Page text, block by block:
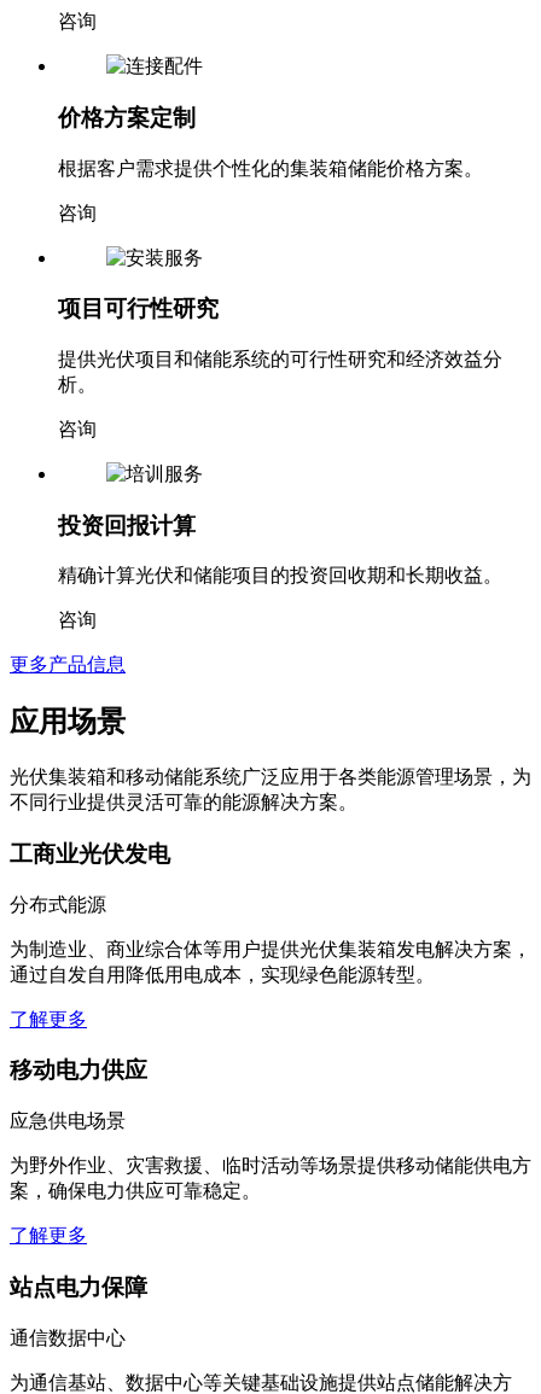
咨询
价格方案定制
根据客户需求提供个性化的集装箱储能价格方案。
咨询
项目可行性研究
提供光伏项目和储能系统的可行性研究和经济效益分
析。
咨询
投资回报计算
精确计算光伏和储能项目的投资回收期和长期收益。
咨询
更多产品信息
应用场景
光伏集装箱和移动储能系统广泛应用于各类能源管理场景，为
不同行业提供灵活可靠的能源解决方案。
工商业光伏发电
分布式能源
为制造业、商业综合体等用户提供光伏集装箱发电解决方案，
通过自发自用降低用电成本，实现绿色能源转型。
了解更多
移动电力供应
应急供电场景
为野外作业、灾害救援、临时活动等场景提供移动储能供电方
案，确保电力供应可靠稳定。
了解更多
站点电力保障
通信数据中心
为通信基站、数据中心等关键基础设施提供站点储能解决方